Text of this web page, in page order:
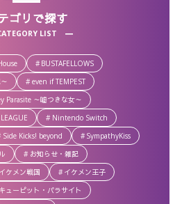
ゴリで探す
LIST
BUSTAFELLOWS
even if TEMPEST
Parasite ～嘘つきな女～
Nintendo Switch
Side Kicks! beyond
SympathyKiss
お知らせ・雑記
イケメン戦国
イケメン王子
キューピット・パラサイト